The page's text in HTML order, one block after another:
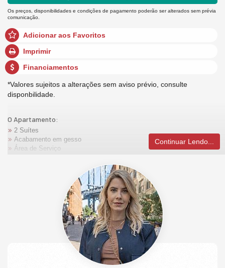
Os preços, disponibilidades e condições de pagamento poderão ser alterados sem prévia
comunicação.
Adicionar aos Favoritos
Imprimir
Financiamentos
*Valores sujeitos a alterações sem aviso prévio, consulte
disponbilidade.
O Apartamento:
2 Suítes
Acabamento em gesso
Área de Serviço
Fechadura com senha na porta de entrada
Hidrômetro Individual
Infraestrutura para água quente
Continuar Lendo...